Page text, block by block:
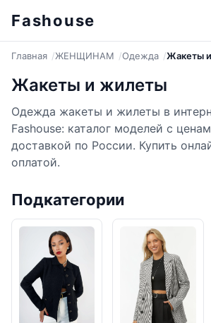
Fashouse
Главная ЖЕНЩИНАМ Одежда Жакеты
Жакеты и жилеты
Одежда жакеты и жилеты в
Fashouse: каталог моделей с
доставкой по России. Купить
оплатой.
Подкатегории